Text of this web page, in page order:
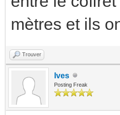
mètres et ils
Trouver
Ives
Posting Freak